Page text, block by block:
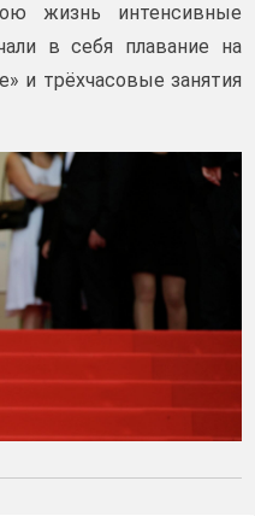
жизнь интенсивные
в себя плавание на
и трёхчасовые занятия